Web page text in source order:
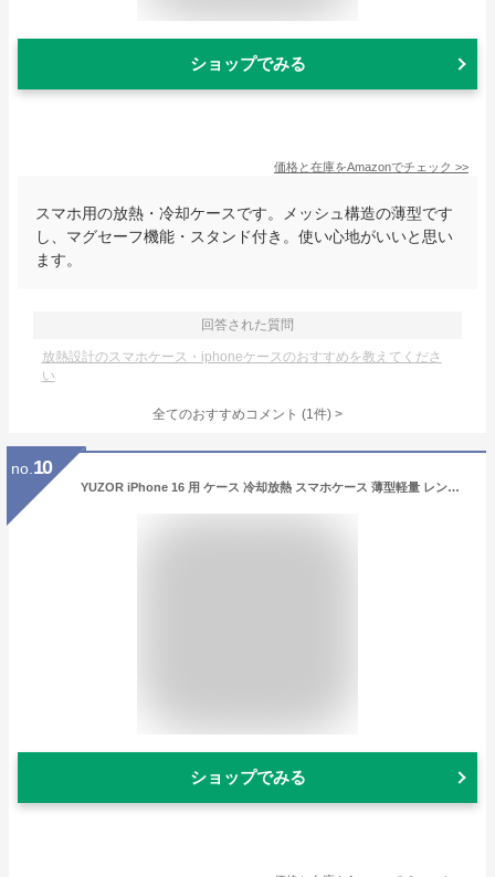
ショップでみる
価格と在庫をAmazonでチェック >>
スマホ用の放熱・冷却ケースです。メッシュ構造の薄型です
し、マグセーフ機能・スタンド付き。使い心地がいいと思い
ます。
回答された質問
放熱設計のスマホケース・iphoneケースのおすすめを教えてくださ
い
全てのおすすめコメント (1件) >
no. 10
YUZOR iPhone 16 用 ケース 冷却放熱 スマホケース 薄型軽量 レンズを完全に覆う一体型設計 Magsafe対応 アイフォン 16 ケース 6.1インチ (iPhone16 ネイビー) LXW-16-lan
ショップでみる